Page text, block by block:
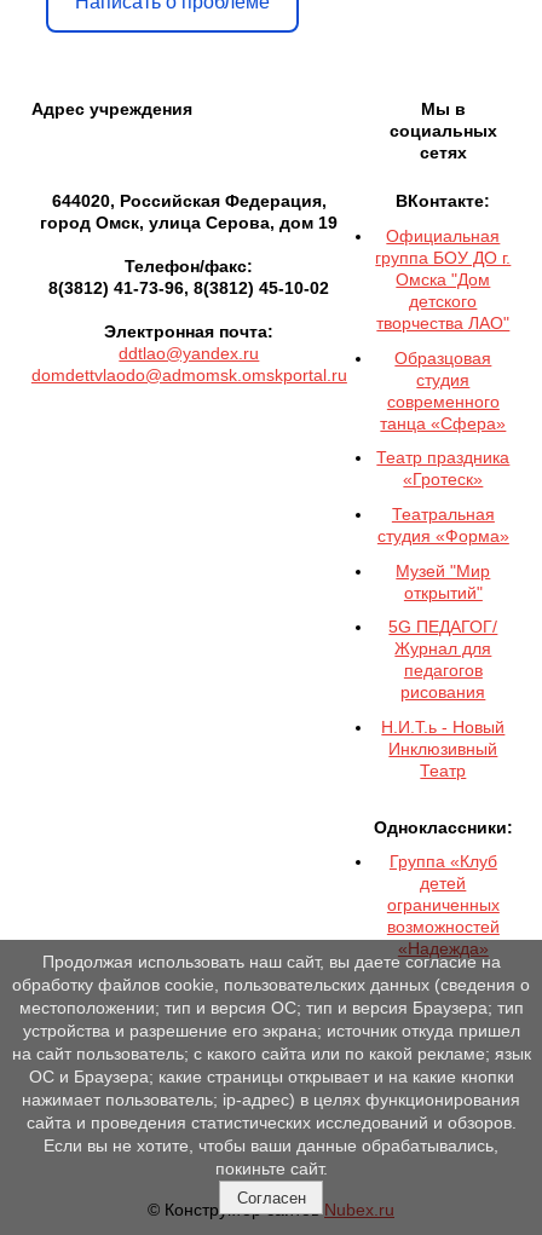
Адрес учреждения
Мы в
социальных
сетях
644020, Российская Федерация,
город Омск, улица Серова, дом 19
Телефон/факс:
8(3812) 41-73-96, 8(3812) 45-10-02
Электронная почта:
ddtlao@yandex.ru
domdettvlaodo@admomsk.omskportal.ru
ВКонтакте:
Официальная
группа БОУ ДО г.
Омска "Дом
детского
творчества ЛАО"
Образцовая
студия
современного
танца «Сфера»
Театр праздника
«Гротеск»
Театральная
студия «Форма»
Музей "Мир
открытий"
5G ПЕДАГОГ/
Журнал для
педагогов
рисования
Н.И.Т.ь - Новый
Инклюзивный
Театр
Одноклассники:
Группа «Клуб
детей
ограниченных
возможностей
«Надежда»
© Конструктор сайтовNubex.ru
Продолжая использовать наш сайт, вы даете согласие на
обработку файлов cookie, пользовательских данных (сведения о
местоположении; тип и версия ОС; тип и версия Браузера; тип
устройства и разрешение его экрана; источник откуда пришел
на сайт пользователь; с какого сайта или по какой рекламе; язык
ОС и Браузера; какие страницы открывает и на какие кнопки
нажимает пользователь; ip-адрес) в целях функционирования
сайта и проведения статистических исследований и обзоров.
Если вы не хотите, чтобы ваши данные обрабатывались,
покиньте сайт.
Согласен